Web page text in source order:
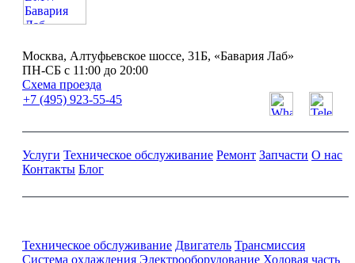
Москва, Алтуфьевское шоссе, 31Б, «Бавария Лаб»
ПН-СБ с 11:00 до 20:00
Схема проезда
+7 (495) 923-55-45
Услуги Техническое обслуживание Ремонт Запчасти О нас
Контакты Блог
Техническое обслуживание Двигатель Трансмиссия
Система охлаждения Электрооборудование Ходовая часть